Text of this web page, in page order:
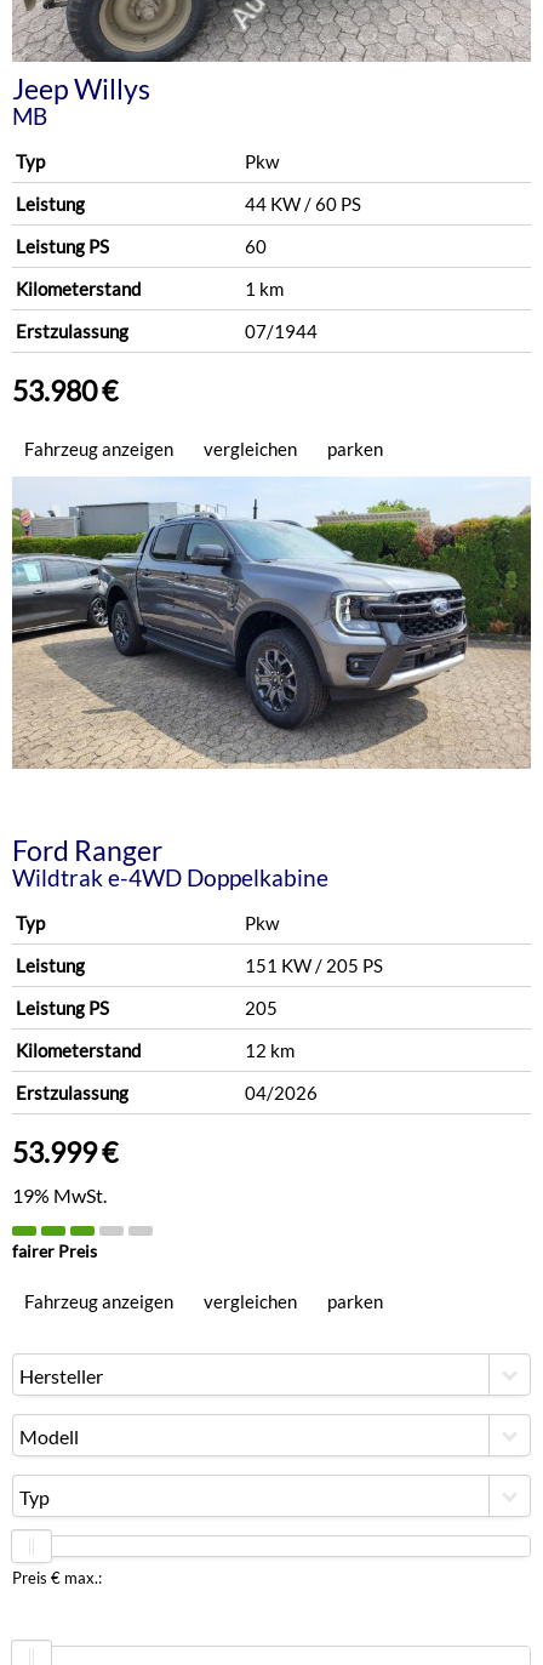
JeepWillys
MB
Typ
Pkw
Leistung
44 KW / 60 PS
Leistung PS
60
Kilometerstand
1 km
Erstzulassung
07/1944
53.980 €
Fahrzeug anzeigen vergleichen parken
Ford Ranger
Wildtrak e-4WD Doppelkabine
Typ
Pkw
Leistung
151 KW / 205 PS
Leistung PS
205
Kilometerstand
12 km
Erstzulassung
04/2026
53.999 €
19% MwSt.
fairer Preis
Fahrzeug anzeigen vergleichen parken
Hersteller
Modell
Typ
Preis € max.: